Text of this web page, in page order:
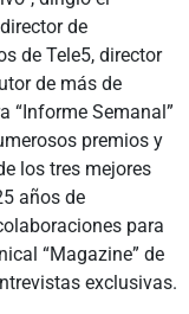
de
de Tele5, director
de más de
“Informe Semanal”
premios y
los tres mejores
años de
para
“Magazine” de
exclusivas.